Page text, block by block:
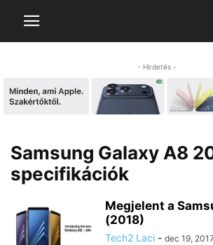
- Hirdetés -
Samsung Galaxy A8
specifikációk
Megjelent a
(2018)
Tech2 Laci - dec 19, 2017